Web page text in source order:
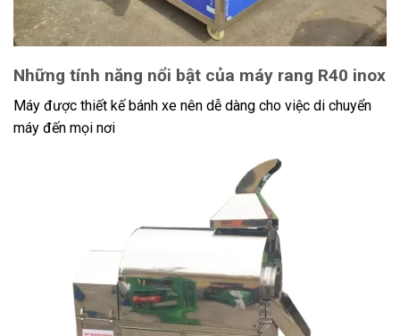
Những tính năng nổi bật của máy rang R40 inox
Máy được thiết kế bánh xe nên dễ dàng cho việc di chuyển
máy đến mọi nơi